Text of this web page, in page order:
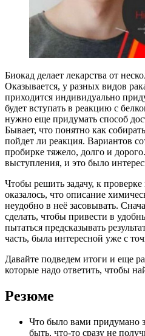
Биокад делает лекарства от
Оказывается, у разных видов
приходится индивидуально
будет вступать в реакцию с
нужно еще придумать способ
Бывает, что понятно как
пойдет ли реакция. Вариантов
пробирке тяжело, долго и
выступления, и это было
Чтобы решить задачу, к
оказалось, что описание
неудобно в неё засовывать.
сделать, чтобы привести в
пытаться предсказывать
часть, была интересной уже с
Давайте подведем итоги и еще
которые надо ответить, чтобы
Резюме
Что было вами придумано
быть, что-то сразу не